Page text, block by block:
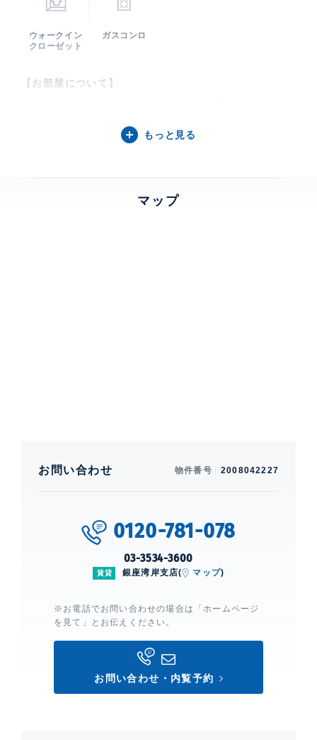
ウォークイン
クローゼット
ガスコンロ
【お部屋について】
お応えします。2階と31階には充実の共用施設。水と緑
の心地よさと都市の便利と快適さで暮らしやすいアイラ
【芝浦アイランド ブルームタワーについて】
部屋設備
独立、 トランクルーム(有料)、 クローゼット、 ウォー
クインクローゼット、 シューズクローゼット、 ガスコ
ンロ、 コンロ3口、 CATV、 BS、 CS、 光
制震構造、 エレベーター、 宅配ボックス、 トランクル
備、 フロア毎ゴミ置場、 敷地内ゴミ置場、 スカイラウ
ンジ、 スポーツジム、 フロントサービス、 コンシェル
ジュサービス、 オートロック、 カードキー、 TVモニ
ター付きインターホン、 ブルームコレクション(シアタ
もっと見る
マップ
お問い合わせ 物件番号 2008042227
0120-781-078
03-3534-3600
賃貸 銀座湾岸支店( マップ)
※お電話でお問い合わせの場合は「ホームページ
を見て」とお伝えください。
お問い合わせ・内覧予約